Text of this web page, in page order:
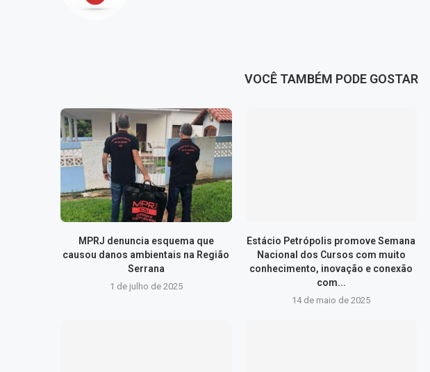
VOCÊ TAMBÉM PODE GOSTAR
MPRJ denuncia esquema que
causou danos ambientais na Região
Serrana
1 de julho de 2025
Estácio Petrópolis promove Semana
Nacional dos Cursos com muito
conhecimento, inovação e conexão
com...
14 de maio de 2025